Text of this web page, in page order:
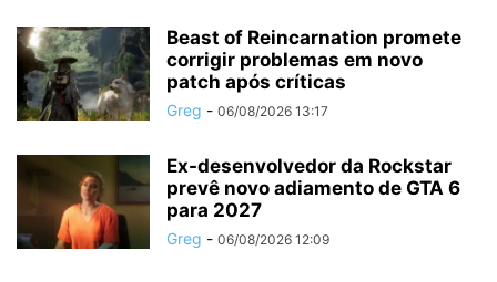
Beast of Reincarnation promete
corrigir problemas em novo
patch após críticas
Greg - 06/08/2026 13:17
Ex-desenvolvedor da Rockstar
prevê novo adiamento de GTA 6
para 2027
Greg - 06/08/2026 12:09